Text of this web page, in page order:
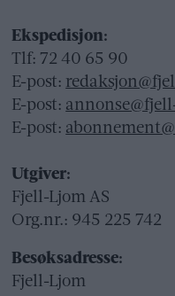
Ekspedisjon:
Tlf: 72 40 65 90
E-post:
E-post:
E-post:
Utgiver:
Fjell-Ljom AS
Org.nr.: 945 225 742
Besøksadresse:
Fjell-Ljom